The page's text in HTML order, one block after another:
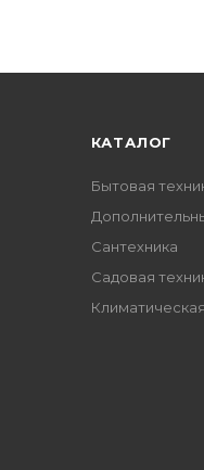
КАТАЛОГ
Бытовая
Сантехника
Садовая